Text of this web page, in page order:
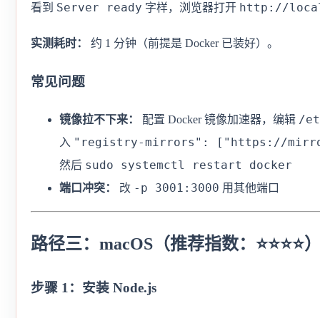
看到 Server ready 字样，浏览器打开 http://
实测耗时： 约 1 分钟（前提是 Docker 已装好）。
常见问题
镜像拉不下来： 配置 Docker 镜像加速器，编辑 /
入 "registry-mirrors": ["https://
然后 sudo systemctl restart docker
端口冲突： 改 -p 3001:3000 用其他端口
路径三：macOS（推荐指数：⭐⭐⭐⭐
步骤 1：安装 Node.js